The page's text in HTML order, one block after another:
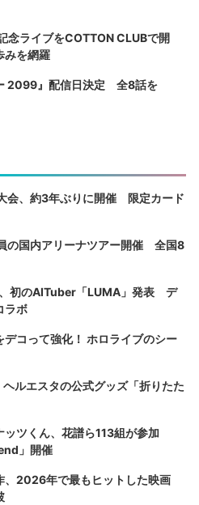
念ライブをCOTTON CLUBで開
を網羅
2099』配信日決定 全8話を
会、約3年ぶりに開催 限定カード
の国内アリーナツアー開催 全国8
初のAITuber「LUMA」発表 デ
ラボ
コって強化！ ホロライブのシー
ルエスタの公式グッズ「折りたた
ツくん、花譜ら113組が参加
」開催
、2026年で最もヒットした映画